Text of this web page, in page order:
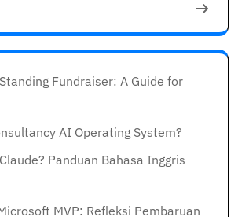
Fundraiser: A Guide for
AI Operating System?
Panduan Bahasa Inggris
MVP: Refleksi Pembaruan